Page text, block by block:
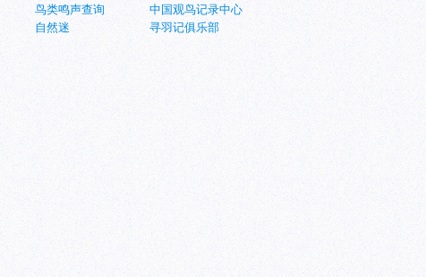
鸟类鸣声查询
中国观鸟记录中心
自然迷
寻羽记俱乐部